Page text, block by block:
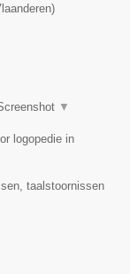
)
▼
logopedie in
taalstoornissen